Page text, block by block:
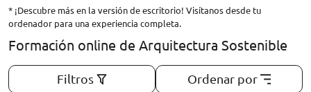
* ¡Descubre más en la versión de escritorio! Visítanos desde tu
ordenador para una experiencia completa.
Formación online de Arquitectura Sostenible
Filtros Ordenar por